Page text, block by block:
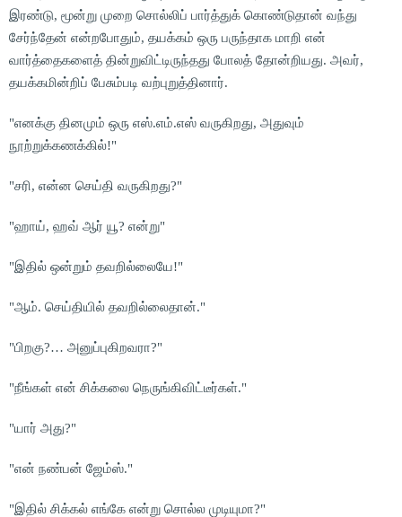
இரண்டு, மூன்று முறை சொல்லிப் பார்த்துக் கொண்டுதான் வந்து
சேர்ந்தேன் என்றபோதும், தயக்கம் ஒரு பருந்தாக மாறி என்
வார்த்தைகளைத் தின்றுவிட்டிருந்தது போலத் தோன்றியது. அவர்,
தயக்கமின்றிப் பேசும்படி வற்புறுத்தினார்.
"எனக்கு தினமும் ஒரு எஸ்.எம்.எஸ் வருகிறது, அதுவும்
நூற்றுக்கணக்கில்!"
"சரி, என்ன செய்தி வருகிறது?"
"ஹாய், ஹவ் ஆர் யூ? என்று"
"இதில் ஒன்றும் தவறில்லையே!"
"ஆம். செய்தியில் தவறில்லைதான்."
"பிறகு?… அனுப்புகிறவரா?"
"நீங்கள் என் சிக்கலை நெருங்கிவிட்டீர்கள்."
"யார் அது?"
"என் நண்பன் ஜேம்ஸ்."
"இதில் சிக்கல் எங்கே என்று சொல்ல முடியுமா?"